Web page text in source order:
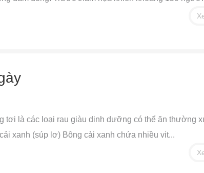
tơi là các loại rau giàu dinh dưỡng có thể ăn thường
xanh (súp lơ) Bông cải xanh chứa nhiều vit...